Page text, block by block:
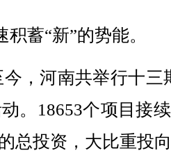
蓄“新”的势能。
，河南共举行十三
。18653个项目接
总投资，大比重投